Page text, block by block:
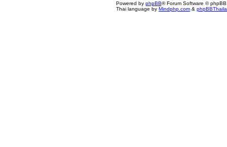
Powered by phpBB® Forum Software © phpBB
Thai language by Mindphp.com &